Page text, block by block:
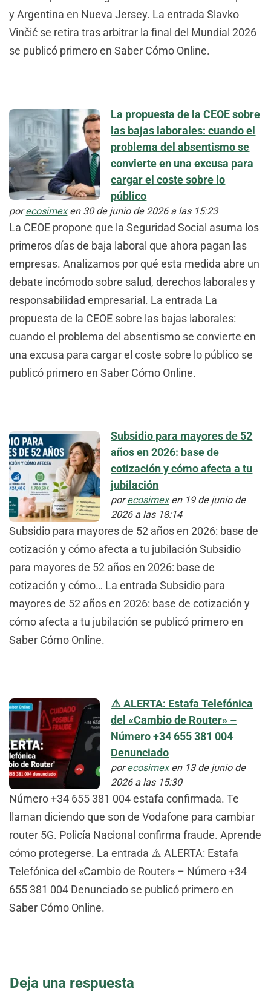
y Argentina en Nueva Jersey. La entrada Slavko
Vinčić se retira tras arbitrar la final del Mundial 2026
se publicó primero en Saber Cómo Online.
La propuesta de la CEOE sobre
las bajas laborales: cuando el
problema del absentismo se
convierte en una excusa para
cargar el coste sobre lo
público
porecosimexen 30 de junio de 2026 a las 15:23
La CEOE propone que la Seguridad Social asuma los
primeros días de baja laboral que ahora pagan las
empresas. Analizamos por qué esta medida abre un
debate incómodo sobre salud, derechos laborales y
responsabilidad empresarial. La entrada La
propuesta de la CEOE sobre las bajas laborales:
cuando el problema del absentismo se convierte en
una excusa para cargar el coste sobre lo público se
publicó primero en Saber Cómo Online.
Subsidio para mayores de 52
años en 2026: base de
cotización y cómo afecta a tu
jubilación
porecosimexen 19 de junio de
2026 a las 18:14
Subsidio para mayores de 52 años en 2026: base de
cotización y cómo afecta a tu jubilación Subsidio
para mayores de 52 años en 2026: base de
cotización y cómo… La entrada Subsidio para
mayores de 52 años en 2026: base de cotización y
cómo afecta a tu jubilación se publicó primero en
Saber Cómo Online.
⚠️ ALERTA: Estafa Telefónica
del «Cambio de Router» –
Número +34 655 381 004
Denunciado
porecosimexen 13 de junio de
2026 a las 15:30
Número +34 655 381 004 estafa confirmada. Te
llaman diciendo que son de Vodafone para cambiar
router 5G. Policía Nacional confirma fraude. Aprende
cómo protegerse. La entrada ⚠️ ALERTA: Estafa
Telefónica del «Cambio de Router» – Número +34
655 381 004 Denunciado se publicó primero en
Saber Cómo Online.
Deja una respuesta